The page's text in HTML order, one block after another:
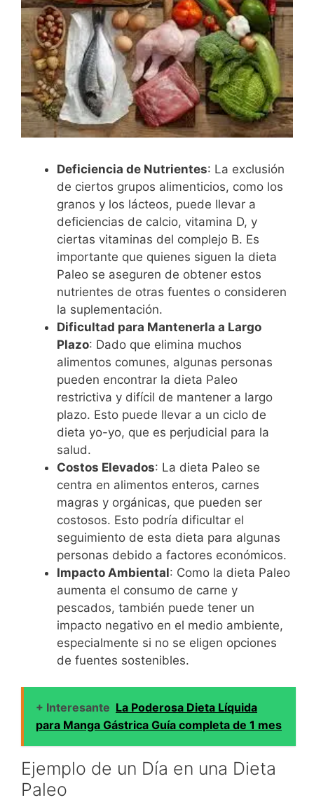
Deficiencia de Nutrientes: La exclusión
de ciertos grupos alimenticios, como los
granos y los lácteos, puede llevar a
deficiencias de calcio, vitamina D, y
ciertas vitaminas del complejo B. Es
importante que quienes siguen la dieta
Paleo se aseguren de obtener estos
nutrientes de otras fuentes o consideren
la suplementación.
Dificultad para Mantenerla a Largo
Plazo: Dado que elimina muchos
alimentos comunes, algunas personas
pueden encontrar la dieta Paleo
restrictiva y difícil de mantener a largo
plazo. Esto puede llevar a un ciclo de
dieta yo-yo, que es perjudicial para la
salud.
Costos Elevados: La dieta Paleo se
centra en alimentos enteros, carnes
magras y orgánicas, que pueden ser
costosos. Esto podría dificultar el
seguimiento de esta dieta para algunas
personas debido a factores económicos.
Impacto Ambiental: Como la dieta Paleo
aumenta el consumo de carne y
pescados, también puede tener un
impacto negativo en el medio ambiente,
especialmente si no se eligen opciones
de fuentes sostenibles.
+ Interesante La Poderosa Dieta Líquida
para Manga Gástrica Guía completa de 1 mes
Ejemplo de un Día en una Dieta
Paleo